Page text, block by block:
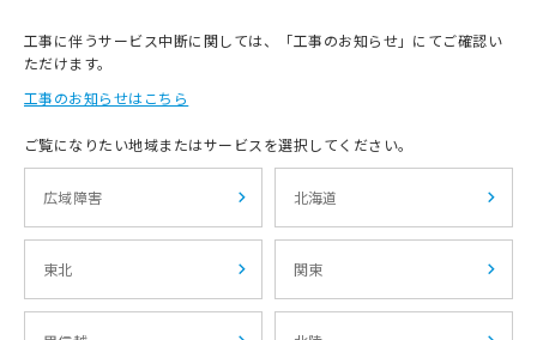
工事に伴うサービス中断に関しては、「工事のお知らせ」にてご確認い
ただけます。
工事のお知らせはこちら
ご覧になりたい地域またはサービスを選択してください。
広域障害 北海道
東北 関東